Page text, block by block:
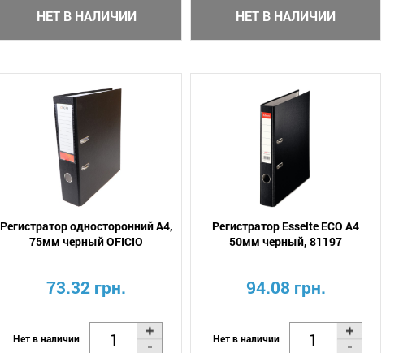
НЕТ В НАЛИЧИИ НЕТ В НАЛИЧИИ
Регистратор односторонний А4,
75мм черный OFICIO
73.32 грн.
Нет в наличии
Регистратор Esselte ECO А4
50мм черный, 81197
94.08 грн.
Нет в наличии